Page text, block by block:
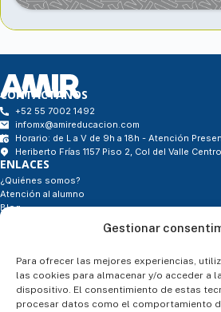
Gestionar
Para ofrecer las mejores experiencias,
las cookies para almacenar y/o acceder a
dispositivo. El consentimiento de estas
procesar datos como el comportamiento
CONTÁCTANOS
+52 55 7002 1492
infomx@amireducacion.com
Horario: de L a V de 9h a 18h - Atención
Heriberto Frías 1157 Piso 2, Col del Valle Centro
ENLACES
¿Quiénes somos?
Atención al alumno
Blog